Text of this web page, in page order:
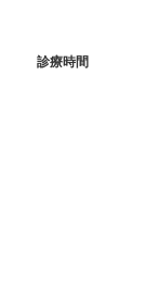
診療時間